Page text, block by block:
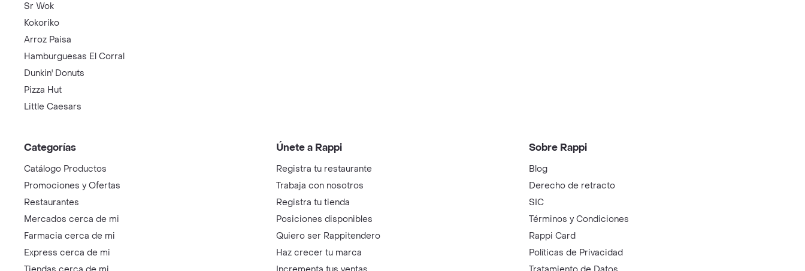
Sr Wok
Kokoriko
Arroz Paisa
Hamburguesas El Corral
Dunkin' Donuts
Pizza Hut
Little Caesars
Categorías
Catálogo Productos
Promociones y Ofertas
Restaurantes
Mercados cerca de mi
Farmacia cerca de mi
Express cerca de mi
Únete a Rappi
Registra tu restaurante
Trabaja con nosotros
Registra tu tienda
Posiciones disponibles
Quiero ser Rappitendero
Haz crecer tu marca
Sobre Rappi
Blog
Derecho de retracto
SIC
Términos y Condiciones
Rappi Card
Políticas de Privacidad